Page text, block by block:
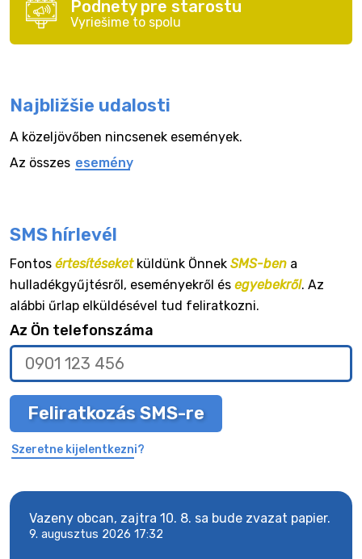
Podnety pre starostu
Vyriešime to spolu
Najbližšie udalosti
A közeljövőben nincsenek események.
Az összes esemény
SMS hírlevél
Fontos értesítéseketküldünk Önnek SMS-ben a
hulladékgyűjtésről, eseményekről és egyebekről. Az
alábbi űrlap elküldésével tud feliratkozni.
Az Ön telefonszáma
Feliratkozás SMS-re
Szeretne kijelentkezni?
Vazeny obcan, zajtra 10. 8. sa bude zvazat papier.
9. augusztus 2026 17:32